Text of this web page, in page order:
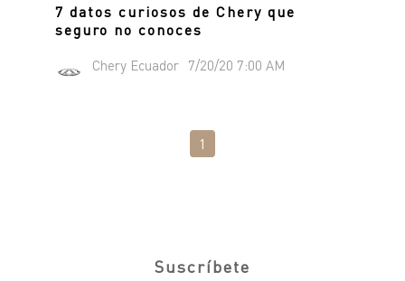
7 datos curiosos de Chery que
seguro no conoces
Chery Ecuador 7/20/20 7:00 AM
1
Suscríbete